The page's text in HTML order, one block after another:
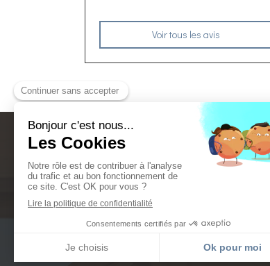
Voir tous les avis
La Glacerie,